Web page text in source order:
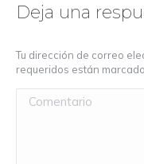
Deja una
Tu dirección de correo
requeridos están
Comentario